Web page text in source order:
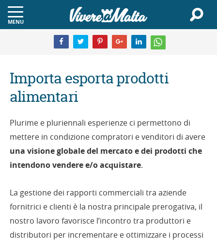
MENU
Importa esporta prodotti
alimentari
Plurime e pluriennali esperienze ci permettono di
mettere in condizione compratori e venditori di avere
una visione globale del mercato e dei prodotti che
intendono vendere e/o acquistare.
La gestione dei rapporti commerciali tra aziende
fornitrici e clienti è la nostra principale prerogativa, il
nostro lavoro favorisce l’incontro tra produttori e
distributori per incrementare e ottimizzare i processi